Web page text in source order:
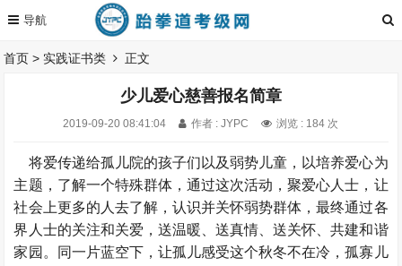
首页 > 实践证书类 正文
少儿爱心慈善报名简章
2019-09-20 08:41:04 作者 : JYPC 浏览 : 184 次
将爱传递给孤儿院的孩子们以及弱势儿童，以培养爱心为
主题，了解一个特殊群体，通过这次活动，聚爱心人士，让
社会上更多的人去了解，认识并关怀弱势群体，最终通过各
界人士的关注和关爱，送温暖、送真情、送关怀、共建和谐
家园。同一片蓝空下，让孤儿感受这个秋冬不在冷，孤寡儿